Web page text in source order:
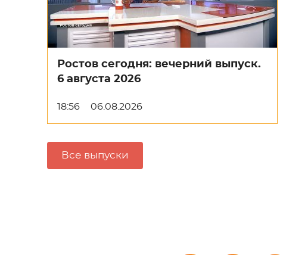
Ростов сегодня: вечерний выпуск.
6 августа 2026
18:56 06.08.2026
Все выпуски